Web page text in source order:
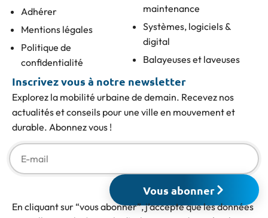
Adhérer
Mentions légales
Politique de
confidentialité
maintenance
Systèmes, logiciels &
digital
Balayeuses et laveuses
Inscrivez vous à notre newsletter
Explorez la mobilité urbaine de demain. Recevez nos
actualités et conseils pour une ville en mouvement et
durable. Abonnez vous !
Vous abonner
En cliquant sur “vous abonner”, j’accepte que les données